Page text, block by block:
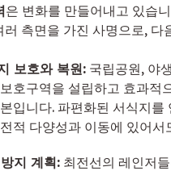
은 변화를 만들어내고 있습
러 측면을 가진 사명으로, 다
보호와 복원: 국립공원, 야
호구역을 설립하고 효과적
입니다. 파편화된 서식지를
적 다양성과 이동에 있어서
지 계획: 최전선의 레인저